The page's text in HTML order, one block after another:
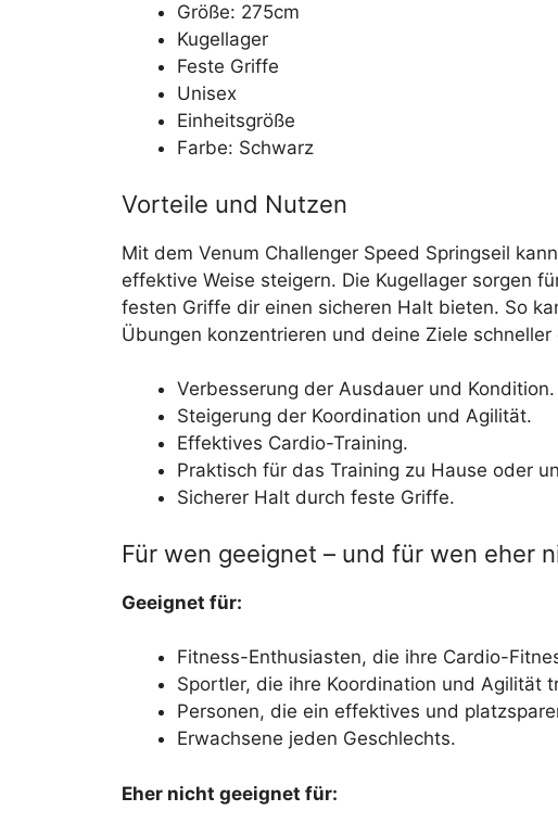
Größe: 275cm
Kugellager
Feste Griffe
Unisex
Einheitsgröße
Farbe: Schwarz
Vorteile und Nutzen
Mit dem Venum Challenger Speed Springseil
effektive Weise steigern. Die Kugellager sorgen
festen Griffe dir einen sicheren Halt bieten. So
Übungen konzentrieren und deine Ziele schneller
Verbesserung der Ausdauer und Kondition.
Steigerung der Koordination und Agilität.
Effektives Cardio-Training.
Praktisch für das Training zu Hause oder
Sicherer Halt durch feste Griffe.
Für wen geeignet – und für wen eher
Geeignet für:
Fitness-Enthusiasten, die ihre Cardio-
Sportler, die ihre Koordination und Agilität
Personen, die ein effektives und
Erwachsene jeden Geschlechts.
Eher nicht geeignet für: